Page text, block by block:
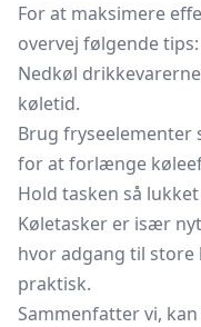
For at maksimere
overvej følgende tips:
Nedkøl
køletid.
Brug fryseelementer
for at forlænge
Hold tasken så
Køletasker er især
hvor adgang til
praktisk.
Sammenfatter vi,